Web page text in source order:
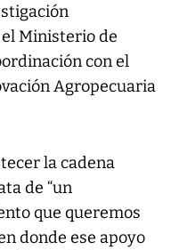
Ministerio de
con el
Agropecuaria
la cadena
de “un
que queremos
donde ese apoyo